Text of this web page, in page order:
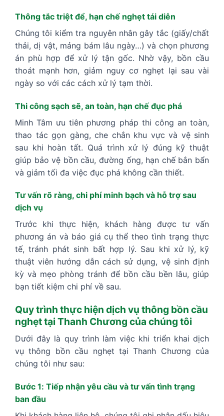
Thông tắc triệt để, hạn chế nghẹt tái diễn
Chúng tôi kiểm tra nguyên nhân gây tắc (giấy/chất
thải, dị vật, mảng bám lâu ngày…) và chọn phương
án phù hợp để xử lý tận gốc. Nhờ vậy, bồn cầu
thoát mạnh hơn, giảm nguy cơ nghẹt lại sau vài
ngày so với các cách xử lý tạm thời.
Thi công sạch sẽ, an toàn, hạn chế đục phá
Minh Tâm ưu tiên phương pháp thi công an toàn,
thao tác gọn gàng, che chắn khu vực và vệ sinh
sau khi hoàn tất. Quá trình xử lý đúng kỹ thuật
giúp bảo vệ bồn cầu, đường ống, hạn chế bắn bẩn
và giảm tối đa việc đục phá không cần thiết.
Tư vấn rõ ràng, chi phí minh bạch và hỗ trợ sau
dịch vụ
Trước khi thực hiện, khách hàng được tư vấn
phương án và báo giá cụ thể theo tình trạng thực
tế, tránh phát sinh bất hợp lý. Sau khi xử lý, kỹ
thuật viên hướng dẫn cách sử dụng, vệ sinh định
kỳ và mẹo phòng tránh để bồn cầu bền lâu, giúp
bạn tiết kiệm chi phí về sau.
Quy trình thực hiện dịch vụ thông bồn cầu
nghẹt tại Thanh Chương của chúng tôi
Dưới đây là quy trình làm việc khi triển khai dịch
vụ thông bồn cầu nghẹt tại Thanh Chương của
chúng tôi như sau:
Bước 1: Tiếp nhận yêu cầu và tư vấn tình trạng
ban đầu